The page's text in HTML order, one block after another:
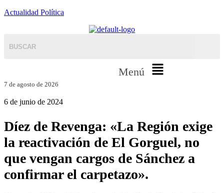
Actualidad Política
Menú
7 de agosto de 2026
6 de junio de 2024
Díez de Revenga: «La Región exige
la reactivación de El Gorguel, no
que vengan cargos de Sánchez a
confirmar el carpetazo».